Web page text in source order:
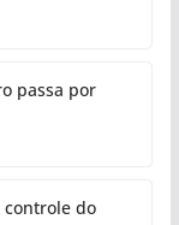
passa por
controle do